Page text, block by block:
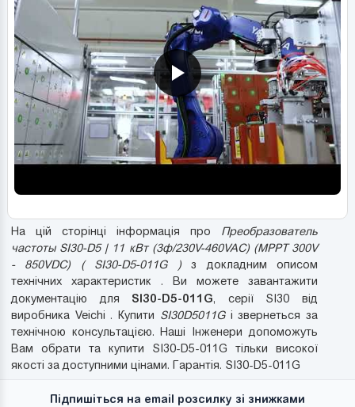
На цій сторінці інформація про Преобразователь
частоты SI30-D5 | 11 кВт (3ф/230V-460VAC) (MPPT 300V
- 850VDC) ( SI30-D5-011G )з докладним описом
технічних характеристик . Ви можете завантажити
документацію для SI30-D5-011G, серії SI30 від
виробника Veichi . Купити SI30D5011Gі звернеться за
технічною консультацією. Наші Інженери допоможуть
Вам обрати та купити SI30-D5-011G тільки високої
якості за доступними цінами. Гарантія. SI30-D5-011G
Підпишіться на email розсилку зі знижками